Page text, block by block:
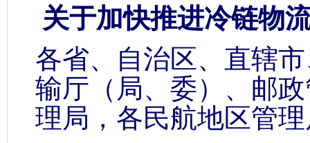
关于加快推进冷链物
各省、自治区、直辖
输厅（局、委）、邮
理局，各民航地区管